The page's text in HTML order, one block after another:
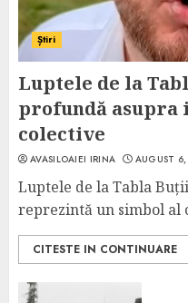
Știri
Luptele de la
profundă
colective
AVASILOAIEI IRINA AUGUST
Luptele de la Tabla
reprezintă un simbol al
CITESTE IN CONTINUARE